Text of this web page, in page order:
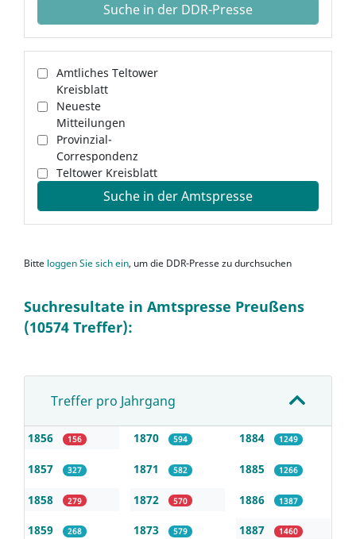
Suche in der DDR-Presse
Amtliches Teltower
Kreisblatt
Neueste
Mitteilungen
Provinzial-
Correspondenz
Teltower Kreisblatt
Suche in der Amtspresse
Bitte loggen Sie sich ein, um die DDR-Presse zu durchsuchen
Suchresultate in Amtspresse Preußens
(10574 Treffer):
Treffer pro Jahrgang
1856 156
1857 327
1858 279
1859 268
1870 594
1871 582
1872 570
1873 579
1884 1249
1885 1266
1886 1387
1887 1460